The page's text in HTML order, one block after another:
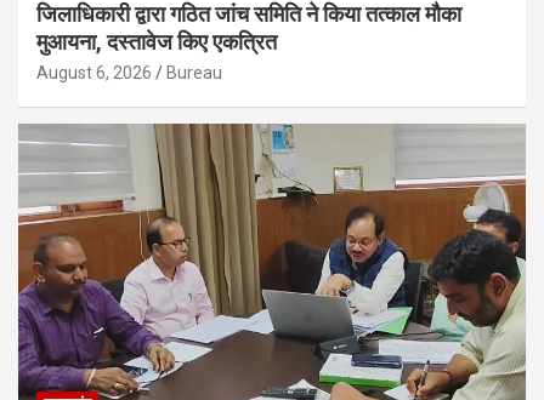
जिलाधिकारी द्वारा गठित जांच समिति ने किया तत्काल मौका
मुआयना, दस्तावेज किए एकत्रित
August 6, 2026 Bureau